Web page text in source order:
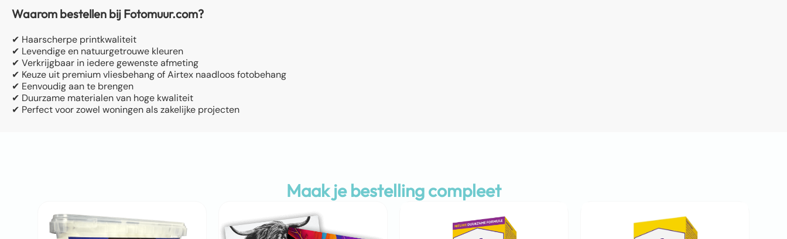
Waarom bestellen bij Fotomuur.com?
✔ Haarscherpe printkwaliteit
✔ Levendige en natuurgetrouwe kleuren
✔ Verkrijgbaar in iedere gewenste afmeting
✔ Keuze uit premium vliesbehang of Airtex naadloos fotobehang
✔ Eenvoudig aan te brengen
✔ Duurzame materialen van hoge kwaliteit
✔ Perfect voor zowel woningen als zakelijke projecten
Maak je bestelling compleet